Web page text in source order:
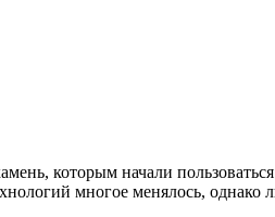
которым начали
многое менялось, однако